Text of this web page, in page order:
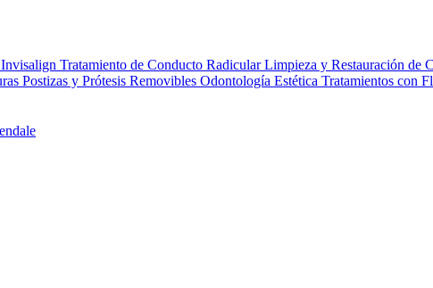
Tratamiento de Conducto RadicularLimpieza y Restauración de
Postizas y Prótesis Removibles Odontología Estética Tratamientos con